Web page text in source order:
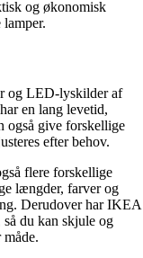
og økonomisk
og LED-lyskilder af
en lang levetid,
også give forskellige
efter behov.
flere forskellige
længder, farver og
Derudover har IKEA
du kan skjule og